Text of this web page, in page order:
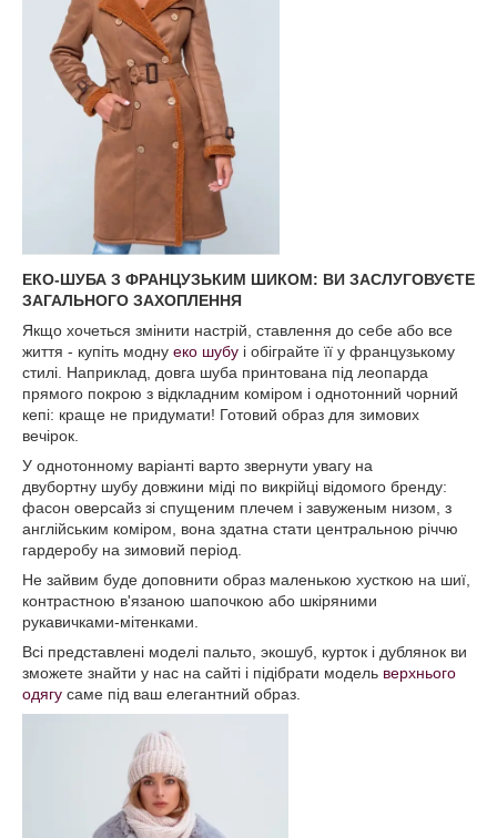
ЕКО-ШУБА З ФРАНЦУЗЬКИМ ШИКОМ: ВИ ЗАСЛУГОВУЄТЕ
ЗАГАЛЬНОГО ЗАХОПЛЕННЯ
Якщо хочеться змінити настрій, ставлення до себе або все
життя - купіть модну еко шубу і обіграйте її у французькому
стилі. Наприклад, довга шуба принтована під леопарда
прямого покрою з відкладним коміром і однотонний чорний
кепі: краще не придумати! Готовий образ для зимових
вечірок.
У однотонному варіанті варто звернути увагу на
двубортну шубу довжини міді по викрійці відомого бренду:
фасон оверсайз зі спущеним плечем і завуженым низом, з
англійським коміром, вона здатна стати центральною річчю
гардеробу на зимовий період.
Не зайвим буде доповнити образ маленькою хусткою на шиї,
контрастною в'язаною шапочкою або шкіряними
рукавичками-мітенками.
Всі представлені моделі пальто, экошуб, курток і дублянок ви
зможете знайти у нас на сайті і підібрати модель верхнього
одягу саме під ваш елегантний образ.